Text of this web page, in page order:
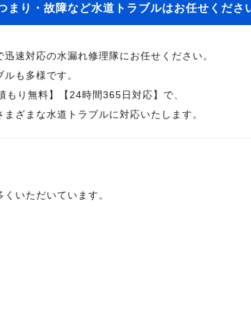
まり・故障など水道トラブルはお任せくださ
速対応の水漏れ修理隊にお任せください。
も多様です。
り無料】【24時間365日対応】で、
ざまな水道トラブルに対応いたします。
いただいています。